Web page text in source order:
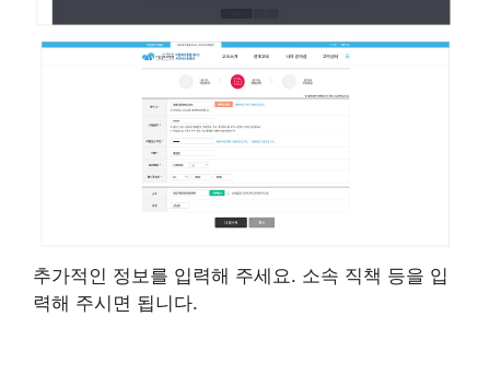
추가적인 정보를 입력해 주세요. 소속 직책 등을 입
력해 주시면 됩니다.